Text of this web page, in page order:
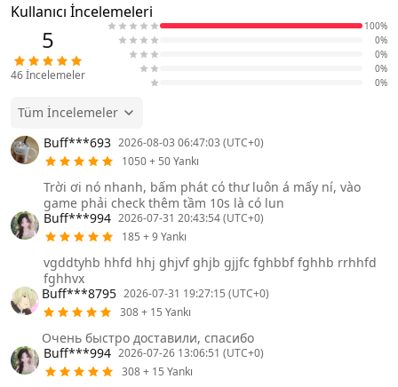
Kullanıcı İncelemeleri
5
46İncelemeler
100%
0%
0%
0%
0%
Tüm İncelemeler
Buff***693 2026-08-03 06:47:03 (UTC+0)
1050 + 50 Yankı
Trời ơi nó nhanh, bấm phát có thư luôn á mấy ní, vào
game phải check thêm tầm 10s là có lun
Buff***994 2026-07-31 20:43:54 (UTC+0)
185 + 9 Yankı
vgddtyhb hhfd hhj ghjvf ghjb gjjfc fghbbf fghhb rrhhfd
fghhvx
Buff***8795 2026-07-31 19:27:15 (UTC+0)
308 + 15 Yankı
Очень быстро доставили, спасибо
Buff***994 2026-07-26 13:06:51 (UTC+0)
308 + 15 Yankı